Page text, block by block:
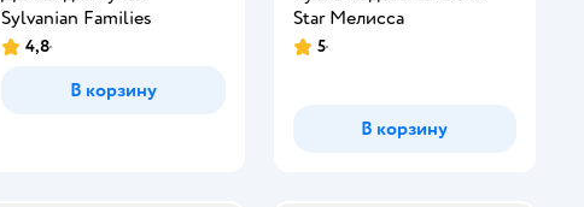
Sylvanian Families
Рейтинг:
4,8
В корзину
Star Мелисса
Рейтинг:
5
В корзину